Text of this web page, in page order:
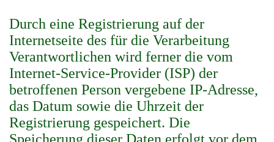
Durch eine Registrierung auf der
Internetseite des für die Verarbeitung
Verantwortlichen wird ferner die vom
Internet-Service-Provider (ISP) der
betroffenen Person vergebene IP-Adresse,
das Datum sowie die Uhrzeit der
Registrierung gespeichert. Die